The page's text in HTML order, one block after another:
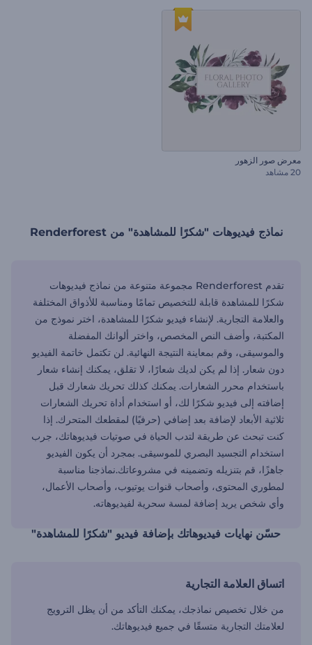
معرض صور الزهور
20 مشاهد
نماذج فيديوهات "شكرًا للمشاهدة" من Renderforest
تقدم Renderforest مجموعة متنوعة من نماذج فيديوهات
شكرًا للمشاهدة قابلة للتخصيص تمامًا ومناسبة للأذواق المختلفة
والعلامة التجارية. لإنشاء فيديو شكرًا للمشاهدة، اختر نموذج من
المكتبة، وأضف النص المخصص، واختر ألوانك المفضلة
والموسيقى، وقم بمعاينة النتيجة النهائية. لن تكتمل خاتمة الفيديو
دون شعار. إذا لم يكن لديك شعارًا، لا تقلق، يمكنك إنشاء شعار
باستخدام محرر الشعارات. يمكنك كذلك تحريك شعارك قبل
إضافته إلى فيديو شكرًا لك، أو استخدام أداة تحريك الشعارات
ثلاثية الأبعاد لإضافة بعد إضافي (حرفيًا) لمقطعك المتحرك. إذا
كنت تبحث عن طريقة لتدب الحياة في صوتيات فيديوهاتك، جرب
استخدام التجسيد البصري للموسيقى. بمجرد أن يكون الفيديو
جاهزًا، قم بتنزيله وتضمينه في مشروعاتك.نماذجنا مناسبة
لمطوري المحتوى، وأصحاب قنوات يوتيوب، وأصحاب الأعمال،
وأي شخص يريد إضافة لمسة سحرية لفيديوهاته.
حسّن نهايات فيديوهاتك بإضافة فيديو "شكرًا للمشاهدة"
اتساق العلامة التجارية
من خلال تخصيص نماذجك، يمكنك التأكد من أن يظل الترويج
لعلامتك التجارية متسقًا في جميع فيديوهاتك.